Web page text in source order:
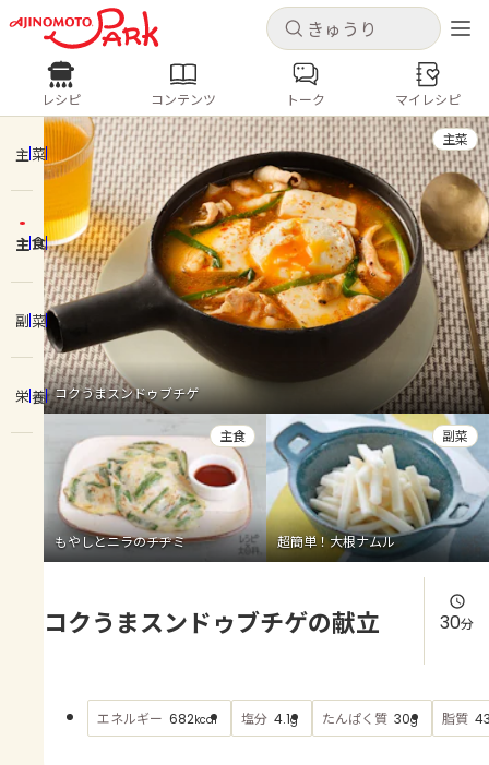
キャンセル
ログインするとレシピを保存できます
ログイン 新規登録
ホーム
コンテンツ
レシピ
トーク
よくあるお問い合わせ
お買い物
AJINOMOTO PARK とは
キャンセル
レシピ コンテンツ
人気の食材・レシピ
きゅうり なす トマト
とうもろこし
ピーマン
みょうが ゴーヤ
レシピ コンテンツ トーク マイレシピ
主菜
主食
副菜
栄養 コクうまスンドゥブチゲ
主菜
もやしとニラのチヂミ
主食
超簡単！大根ナムル
副菜
コクうまスンドゥブチゲの献立 30分
エネルギー 682kcal 塩分 4.1g たんぱく質 30g 脂質